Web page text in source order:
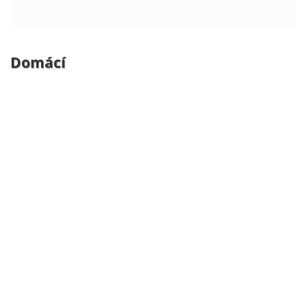
Domácí